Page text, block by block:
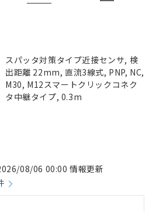
スパッタ対策タイプ近接センサ, 検
出距離 22mm, 直流3線式, PNP, NC,
M30, M12スマートクリックコネク
タ中継タイプ, 0.3m
08/06 00:00 情報更新